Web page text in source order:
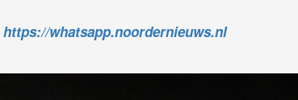
https://whatsapp.noordernieuws.nl